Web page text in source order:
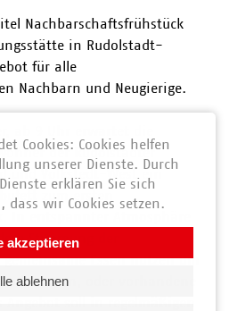
Nachbarschaftsfrühstück
in Rudolstadt-
für alle
Nachbarn und Neugierige.
der Rudolstädter
und Volkstedt-West ein
zum ersten
Stimmung der
Essen nutzen um
kommen, oder vorhandene
Cookies: Cookies helfen
unserer Dienste. Durch
erklären Sie sich
wir Cookies setzen.
akzeptieren
ablehnen